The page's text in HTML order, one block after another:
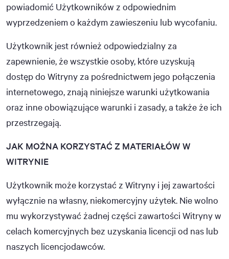
powiadomić Użytkowników z odpowiednim
wyprzedzeniem o każdym zawieszeniu lub wycofaniu.
Użytkownik jest również odpowiedzialny za
zapewnienie, że wszystkie osoby, które uzyskują
dostęp do Witryny za pośrednictwem jego połączenia
internetowego, znają niniejsze warunki użytkowania
oraz inne obowiązujące warunki i zasady, a także że ich
przestrzegają.
JAK MOŻNA KORZYSTAĆ Z MATERIAŁÓW W
WITRYNIE
Użytkownik może korzystać z Witryny i jej zawartości
wyłącznie na własny, niekomercyjny użytek. Nie wolno
mu wykorzystywać żadnej części zawartości Witryny w
celach komercyjnych bez uzyskania licencji od nas lub
naszych licencjodawców.